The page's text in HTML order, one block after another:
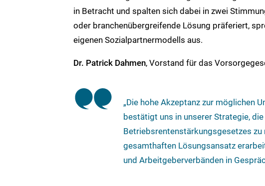
in Betracht und spalten sich dabei in zwei
oder branchenübergreifende Lösung präferiert,
eigenen Sozialpartnermodells aus.
Dr. Patrick Dahmen, Vorstand für das
„Die hohe Akzeptanz zur möglichen
bestätigt uns in unserer Strategie, die
Betriebsrentenstärkungsgesetzes zu
gesamthaften Lösungsansatz
und Arbeitgeberverbänden in